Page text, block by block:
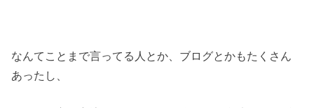
なんてことまで言ってる人とか、ブログとかもたくさん
あったし、